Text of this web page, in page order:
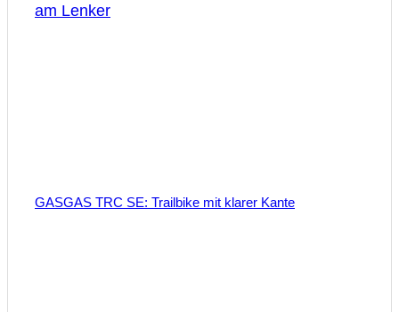
am Lenker
GASGAS TRC SE: Trailbike mit klarer Kante